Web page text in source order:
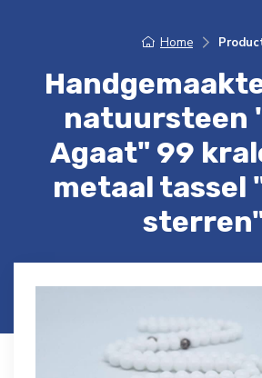
Home
natuursteen
Agaat" 99
metaal tassel